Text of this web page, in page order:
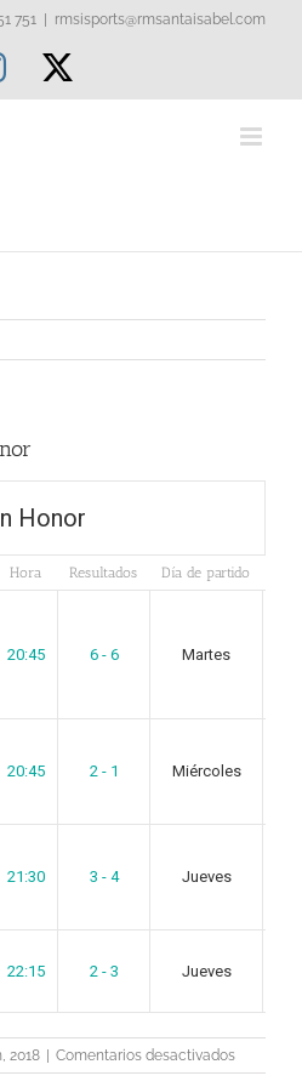
751 rmsisports@rmsantaisabel.com
Instagram
Honor
Hora Resultados Día de partido
20:45 6 - 6 Martes
20:45 2 - 1 Miércoles
21:30 3 - 4 Jueves
22:15 2 - 3 Jueves
2018 Comentarios desactivadosen
Jornada